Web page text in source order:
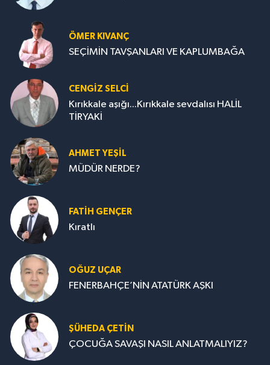
ÖMER KIVANÇ
SEÇİMİN TAVŞANLARI VE KAPLUMBAĞA
CENGİZ SELCİ
Kırıkkale aşığı...Kırıkkale sevdalısı HALİL
TİRYAKİ
AHMET YEŞİL
MÜDÜR NERDE?
FATIH GENÇER
Kıratlı
OĞUZ UÇAR
FENERBAHÇE’NİN ATATÜRK AŞKI
ŞÜHEDA ÇETİN
ÇOCUĞA SAVAŞI NASIL ANLATMALIYIZ?